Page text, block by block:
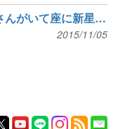
藤川さん、西村さん、山本さんがいて座に新星を発見
2015/11/05